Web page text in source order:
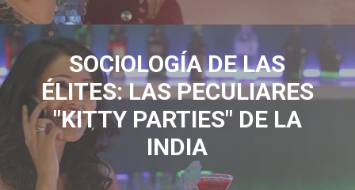
SOCIOLOGÍA DE LAS
ÉLITES: LAS PECULIARES
"KITTY PARTIES" DE LA
INDIA